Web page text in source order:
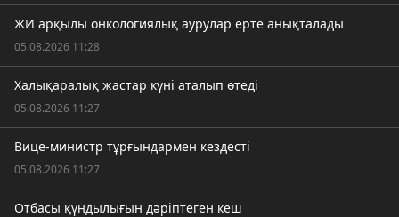
ЖИ арқылы онкологиялық аурулар ерте анықталады
05.08.2026 11:28
Халықаралық жастар күні аталып өтеді
05.08.2026 11:27
Вице-министр тұрғындармен кездесті
05.08.2026 11:27
Отбасы құндылығын дәріптеген кеш